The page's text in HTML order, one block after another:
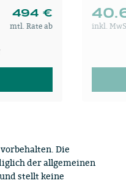
494 €
mtl. Rate ab inkl.
Die
der allgemeinen
stellt keine